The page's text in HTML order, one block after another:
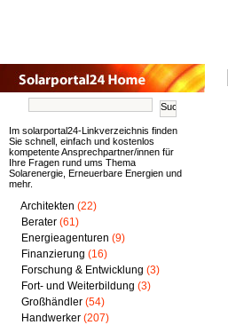
Im solarportal24-Linkverzeichnis finden
Sie schnell, einfach und kostenlos
kompetente Ansprechpartner/innen für
Ihre Fragen rund ums Thema
Solarenergie, Erneuerbare Energien und
mehr.
Architekten (22)
Berater (61)
Energieagenturen (9)
Finanzierung (16)
Forschung & Entwicklung (3)
Fort- und Weiterbildung (3)
Großhändler (54)
Handwerker (207)